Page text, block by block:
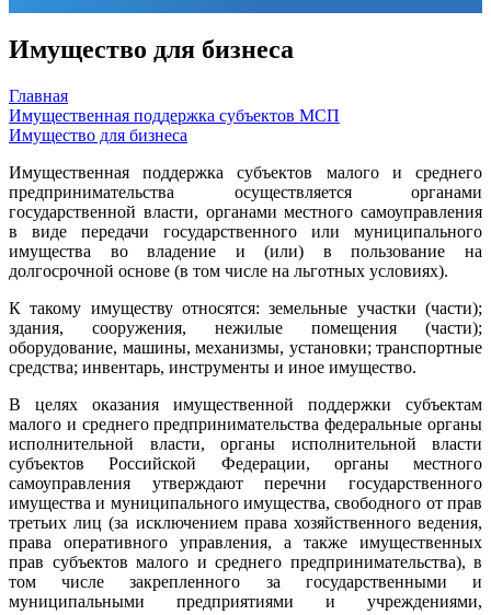
Имущество для бизнеса
Главная
Имущественная поддержка субъектов МСП
Имущество для бизнеса
Имущественная поддержка субъектов малого и среднего
предпринимательства осуществляется органами
государственной власти, органами местного самоуправления
в виде передачи государственного или муниципального
имущества во владение и (или) в пользование на
долгосрочной основе (в том числе на льготных условиях).
К такому имуществу относятся: земельные участки (части);
здания, сооружения, нежилые помещения (части);
оборудование, машины, механизмы, установки; транспортные
средства; инвентарь, инструменты и иное имущество.
В целях оказания имущественной поддержки субъектам
малого и среднего предпринимательства федеральные органы
исполнительной власти, органы исполнительной власти
субъектов Российской Федерации, органы местного
самоуправления утверждают перечни государственного
имущества и муниципального имущества, свободного от прав
третьих лиц (за исключением права хозяйственного ведения,
права оперативного управления, а также имущественных
прав субъектов малого и среднего предпринимательства), в
том числе закрепленного за государственными и
муниципальными предприятиями и учреждениями,